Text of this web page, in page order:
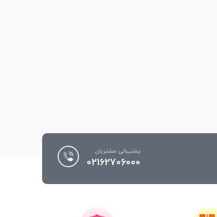
پشتیبانی مشتریان
02162706000